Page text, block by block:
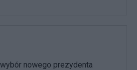
nowego prezydenta